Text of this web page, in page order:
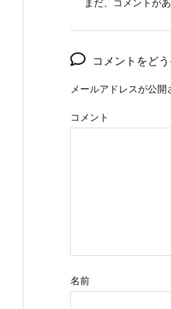
コメントをど
メールアドレスが公開
コメント
名前